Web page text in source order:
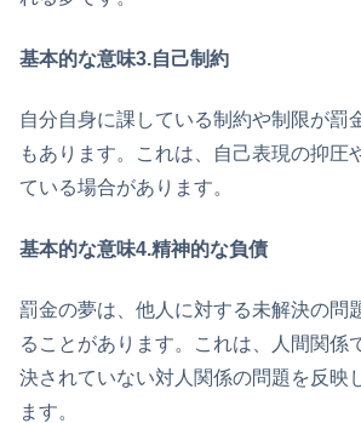
基本的な意味3.自己制約
自分自身に課している制約や制限が罰
もあります。これは、自己表現の抑圧
ている場合があります。
基本的な意味4.精神的な負債
罰金の夢は、他人に対する未解決の問
ることがあります。これは、人間関係
決されていない対人関係の問題を反映
ます。